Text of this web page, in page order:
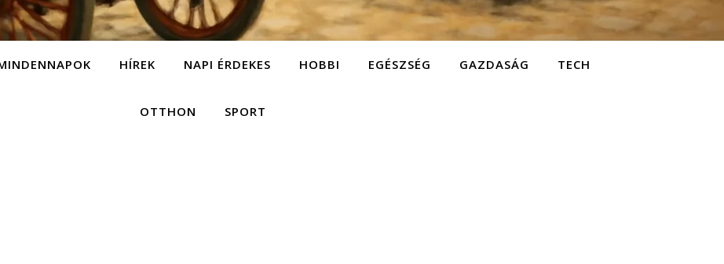
HÍREK NAPI ÉRDEKES HOBBI EGÉSZSÉG GAZDASÁG TECH
OTTHON SPORT